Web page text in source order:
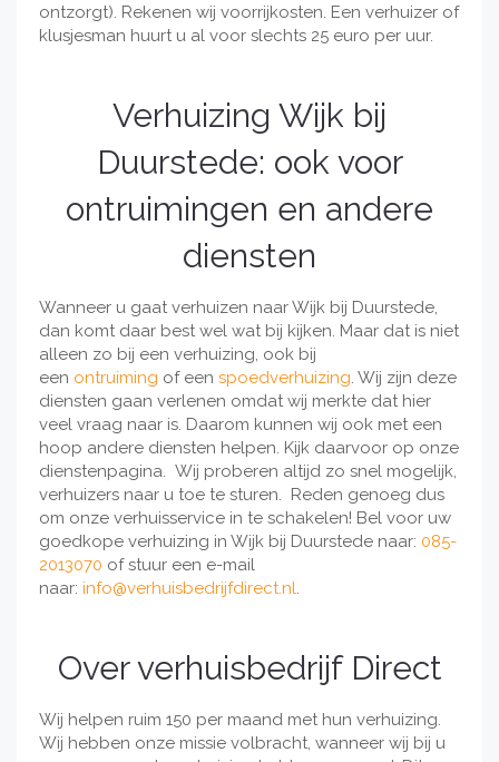
ontzorgt). Rekenen wij voorrijkosten. Een verhuizer of
klusjesman huurt u al voor slechts 25 euro per uur.
Verhuizing Wijk bij
Duurstede: ook voor
ontruimingen en andere
diensten
Wanneer u gaat verhuizen naar Wijk bij Duurstede,
dan komt daar best wel wat bij kijken. Maar dat is niet
alleen zo bij een verhuizing, ook bij
een ontruiming of een spoedverhuizing. Wij zijn deze
diensten gaan verlenen omdat wij merkte dat hier
veel vraag naar is. Daarom kunnen wij ook met een
hoop andere diensten helpen. Kijk daarvoor op onze
dienstenpagina. Wij proberen altijd zo snel mogelijk,
verhuizers naar u toe te sturen. Reden genoeg dus
om onze verhuisservice in te schakelen! Bel voor uw
goedkope verhuizing in Wijk bij Duurstede naar: 085-
2013070 of stuur een e-mail
naar: info@verhuisbedrijfdirect.nl.
Over verhuisbedrijf Direct
Wij helpen ruim 150 per maand met hun verhuizing.
Wij hebben onze missie volbracht, wanneer wij bij u